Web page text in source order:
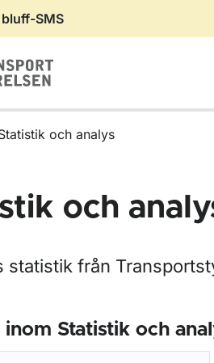
SMS
och analys
och
statistik från
inom Statistik och